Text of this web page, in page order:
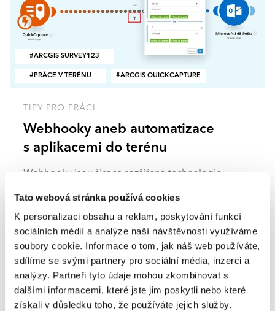
Tato webová stránka používá cookies
K personalizaci obsahu a reklam, poskytování funkcí
sociálních médií a analýze naší návštěvnosti využíváme
soubory cookie. Informace o tom, jak náš web používáte,
sdílíme se svými partnery pro sociální média, inzerci a
analýzy. Partneři tyto údaje mohou zkombinovat s
dalšími informacemi, které jste jim poskytli nebo které
získali v důsledku toho, že používáte jejich služby.
PRÁCE V TERÉNU ARCGIS QUICKCAPTURE
ARCGIS SURVEY123
TIPY PRO PRÁCI
Webhooky aneb automatizace
s aplikacemi do terénu
Webhooky jsou široce rozšířená technologie
proto začlenila webhooky i do svých aplikací
Survey123 a QuickCapture, které díky tomu získaly
schopnost komunikace například s Office 365.
Reklamní sdělení